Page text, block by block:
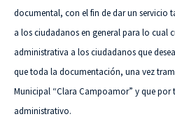
documental, con el fin de dar un
a los ciudadanos en general para lo cual
administrativa a los ciudadanos que
que toda la documentación, una vez
Municipal “Clara Campoamor” y que
administrativo.